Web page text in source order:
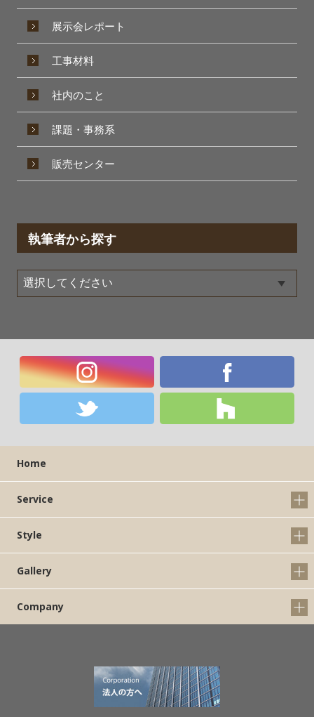
展示会レポート
工事材料
社内のこと
課題・事務系
販売センター
執筆者から探す
Home
Service
Style
Gallery
Company